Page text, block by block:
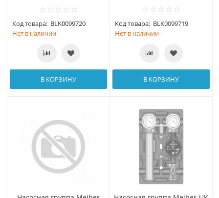
Код товара: BLK0099720
Нет в наличии
В КОРЗИНУ
Код товара: BLK0099719
Нет в наличии
В КОРЗИНУ